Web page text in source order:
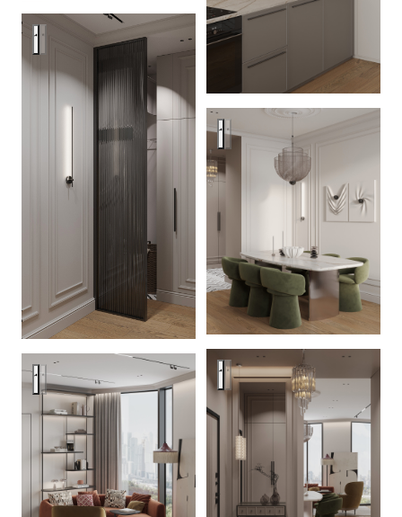
Квартира 100 кв.м. в ЖК Береговой
Квартира 100 кв.м. в ЖК
Квартира 100 кв.м. в ЖК
Квартира 100 кв.м. в ЖК Береговой